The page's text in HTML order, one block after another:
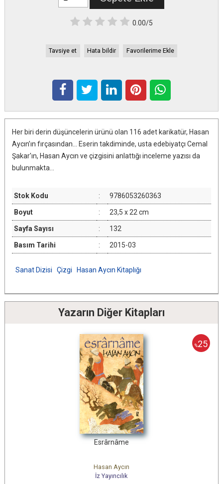
0.00/5
Tavsiye et Hata bildir Favorilerime Ekle
Her biri derin düşüncelerin ürünü olan 116 adet karikatür, Hasan
Aycın’ın fırçasından... Eserin takdiminde, usta edebiyatçı Cemal
Şakar'ın, Hasan Aycın ve çizgisini anlattığı inceleme yazısı da
bulunmakta...
Stok Kodu : 9786053260363
Boyut : 23,5 x 22 cm
Sayfa Sayısı : 132
Basım Tarihi : 2015-03
Sanat Dizisi Çizgi Hasan Aycın Kitaplığı
Yazarın Diğer Kitapları
%25
Esrârnâme
Hasan Aycın
İz Yayıncılık